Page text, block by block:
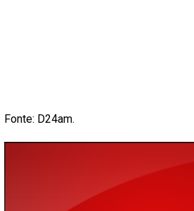
Fonte: D24am.